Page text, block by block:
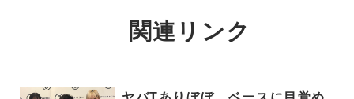
関連リンク